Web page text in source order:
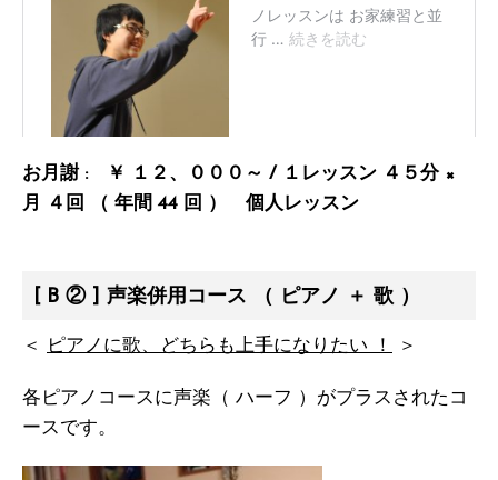
お月謝 : ￥ １２、０００～ / １レッスン ４５分 ×
月 ４回 （ 年間 44 回 ） 個人レッスン
[ B ② ] 声楽併用コース （ ピアノ ＋ 歌 ）
＜ ピアノに歌、どちらも上手になりたい ！ ＞
各ピアノコースに声楽（ ハーフ ）がプラスされたコ
ースです。